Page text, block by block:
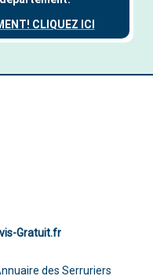
Gratuit.fr
des Serruriers